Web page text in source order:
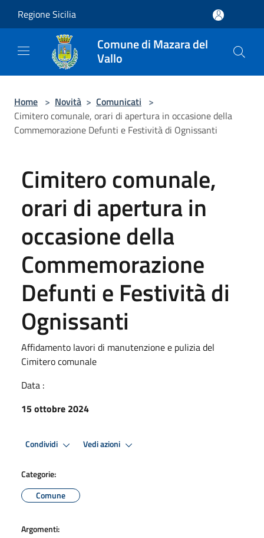
Regione Sicilia
Comune di Mazara del
Vallo
Home > Novità > Comunicati >
Cimitero comunale, orari di apertura in occasione della
Commemorazione Defunti e Festività di Ognissanti
Cimitero comunale,
orari di apertura in
occasione della
Commemorazione
Defunti e Festività di
Ognissanti
Affidamento lavori di manutenzione e pulizia del
Cimitero comunale
Data :
15 ottobre 2024
Condividi Vedi azioni
Categorie:
Comune
Argomenti: